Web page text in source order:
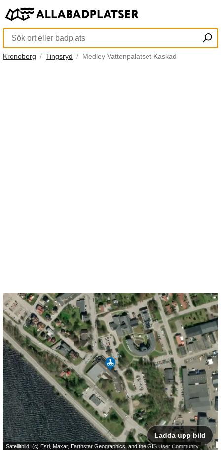
Kronoberg Tingsryd Medley Vattenpalatset Kaskad
Satellitbild: (c) Esri, Maxar, Earthstar Geographics, and the GIS User Community
Ladda upp bild